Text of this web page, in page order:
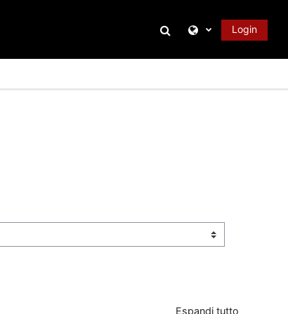
Attiva/disattiva
Login
Espandi tutto